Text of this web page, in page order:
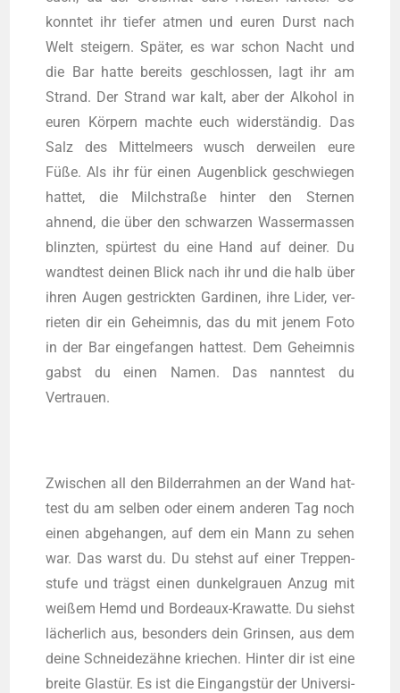
konn­tet ihr tie­fer atmen und euren Durst nach
Welt stei­gern. Spä­ter, es war schon Nacht und
die Bar hat­te bereits geschlos­sen, lagt ihr am
Strand. Der Strand war kalt, aber der Alko­hol in
euren Kör­pern mach­te euch wider­stän­dig. Das
Salz des Mit­tel­meers wusch der­wei­len eure
Füße. Als ihr für einen Augen­blick geschwie­gen
hat­tet, die Milch­stra­ße hin­ter den Ster­nen
ahnend, die über den schwar­zen Was­ser­mas­sen
blinz­ten, spür­test du eine Hand auf dei­ner. Du
wand­test dei­nen Blick nach ihr und die halb über
ihren Augen gestrick­ten Gar­di­nen, ihre Lider, ver­
rie­ten dir ein Geheim­nis, das du mit jenem Foto
in der Bar ein­ge­fan­gen hat­test. Dem Geheim­nis
gabst du einen Namen. Das nann­test du
Vertrauen.
Zwi­schen all den Bil­der­rah­men an der Wand hat­
test du am sel­ben oder einem ande­ren Tag noch
einen abge­han­gen, auf dem ein Mann zu sehen
war. Das warst du. Du stehst auf einer Trep­pen­
stu­fe und trägst einen dun­kel­grau­en Anzug mit
wei­ßem Hemd und Bor­deaux-Kra­wat­te. Du siehst
lächer­lich aus, beson­ders dein Grin­sen, aus dem
dei­ne Schnei­de­zäh­ne krie­chen. Hin­ter dir ist eine
brei­te Glas­tür. Es ist die Ein­gangs­tür der Uni­ver­si­